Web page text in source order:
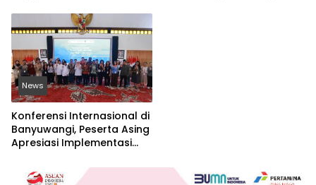
News
Konferensi Internasional di
Banyuwangi, Peserta Asing
Apresiasi Implementasi